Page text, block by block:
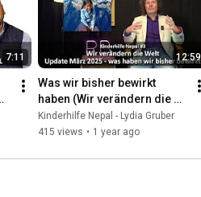
7:11 12:59
Was wir bisher bewirkt
haben (Wir verändern die
Welt - Kinderhilfe Nepal #3 -
18.3.25 )
Kinderhilfe Nepal - Lydia Gruber
415 views • 1 year ago